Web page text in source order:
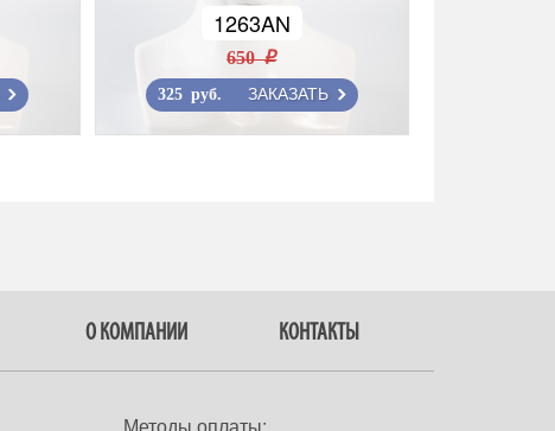
1263AN
650 r
325 руб. ЗАКАЗАТЬ
О КОМПАНИИ КОНТАКТЫ